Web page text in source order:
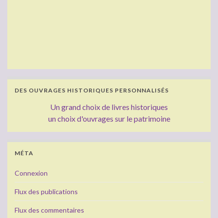
DES OUVRAGES HISTORIQUES PERSONNALISÉS
Un grand choix de livres historiques
un choix d'ouvrages sur le patrimoine
MÉTA
Connexion
Flux des publications
Flux des commentaires